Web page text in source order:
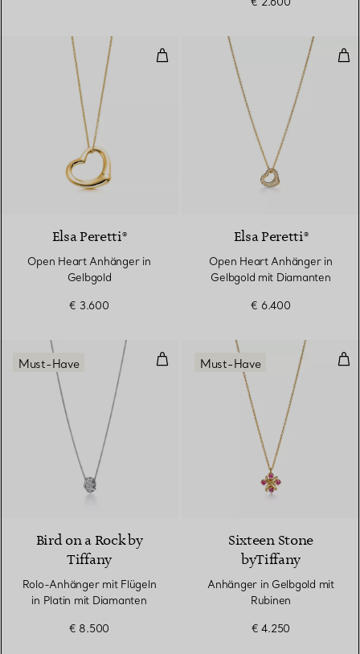
Open Heart Anhänger in
2 Materialien
Elsa Peretti®
Open Heart Anhänger in
Gelbgold
€ 3.600
Elsa Peretti®
Open Heart Anhänger in
Gelbgold mit Diamanten
€ 6.400
Rolo-Anhänger mit Flügeln in
2 Materialien
Must-Have
Bird on a Rock by
Tiffany
Rolo-Anhänger mit Flügeln
in Platin mit Diamanten
€ 8.500
Must-Have
Sixteen Stone
byTiffany
Anhänger in Gelbgold mit
Rubinen
€ 4.250